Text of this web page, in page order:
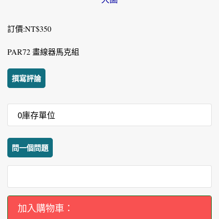
訂價:NT$350
PAR72 畫線器馬克組
撰寫評論
0庫存單位
問一個問題
加入購物車：